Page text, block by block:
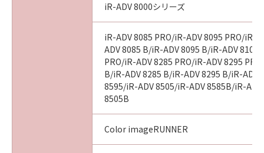
iR-ADV 8000シリーズ
iR-ADV 8085 PRO/iR-ADV 8095 PRO/iR-
ADV 8085 B/iR-ADV 8095 B/iR-ADV 8105
PRO/iR-ADV 8285 PRO/iR-ADV 8295
B/iR-ADV 8285 B/iR-ADV 8295 B/iR-ADV
8595/iR-ADV 8505/iR-ADV 8585B/iR-
8505B
Color imageRUNNER